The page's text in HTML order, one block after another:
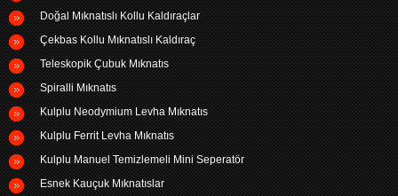
Doğal Mıknatıslı Kollu Kaldıraçlar
Çekbas Kollu Mıknatıslı Kaldıraç
Teleskopik Çubuk Mıknatıs
Spiralli Mıknatıs
Kulplu Neodymium Levha Mıknatıs
Kulplu Ferrit Levha Mıknatıs
Kulplu Manuel Temizlemeli Mini Seperatör
Esnek Kauçuk Mıknatıslar